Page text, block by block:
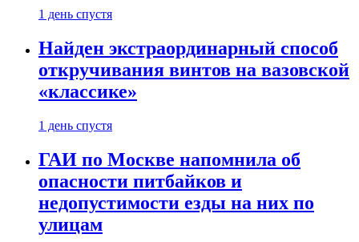
1 день спустя
Найден экстраординарный способ
откручивания винтов на вазовской
«классике»
1 день спустя
ГАИ по Москве напомнила об
опасности питбайков и
недопустимости езды на них по
улицам